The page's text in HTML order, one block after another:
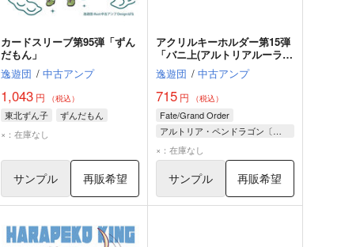
カードスリーブ第95弾「ずん
だもん」
逸遊団 / 中古アンプ
1,043 円 （税込）
東北ずん子
ずんだもん
×：在庫なし
サンプル 再販希望
アクリルキーホルダー第15弾
「バニ上(アルトリアルーラ
ー)」
逸遊団 / 中古アンプ
715 円 （税込）
Fate/Grand Order
アルトリア・ペンドラゴン〔ルーラー〕
×：在庫なし
サンプル 再販希望